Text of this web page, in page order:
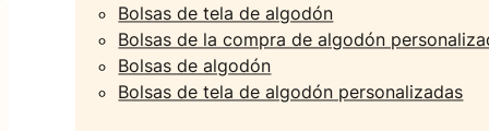
Bolsas de tela de algodón
Bolsas de la compra de algodón
Bolsas de algodón
Bolsas de tela de algodón personalizadas